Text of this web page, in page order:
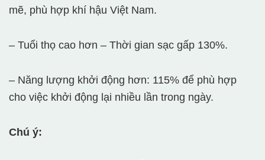
mẽ, phù hợp khí hậu Việt Nam.
– Tuổi thọ cao hơn – Thời gian sạc gấp 130%.
– Năng lượng khởi động hơn: 115% để phù hợp
cho việc khởi động lại nhiều lần trong ngày.
Chú ý: